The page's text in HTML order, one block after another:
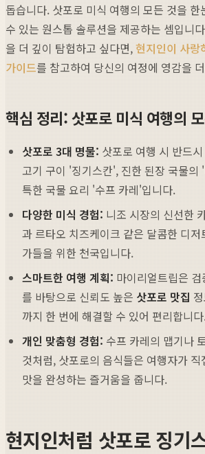
돕습니다. 삿포로 미식 여행의 모든 것을
수 있는 원스톱 솔루션을 제공하는 셈입니
을 더 깊이 탐험하고 싶다면,현지인이 사랑
가이드를 참고하여 당신의 여정에 영감을
핵심 정리: 삿포로 미식 여행의
삿포로 3대 명물: 삿포로 여행 시 반드
고기 구이 '징기스칸', 진한 된장 국물의
특한 국물 요리 '수프 카레'입니다.
다양한 미식 경험: 니조 시장의 신선한
과 르타오 치즈케이크 같은 달콤한 디
가들을 위한 천국입니다.
스마트한 여행 계획: 마이리얼트립은
를 바탕으로 신뢰도 높은 삿포로 맛집
까지 한 번에 해결할 수 있어 편리합니
개인 맞춤형 경험: 수프 카레의 맵기나
것처럼, 삿포로의 음식들은 여행자가
맛을 완성하는 즐거움을 줍니다.
현지인처럼 삿포로 징기